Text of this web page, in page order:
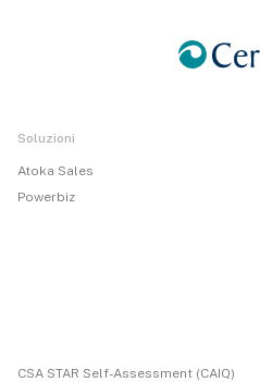
Soluzioni
Atoka Sales
Powerbiz
CSA STAR Self-Assessment (CAIQ)